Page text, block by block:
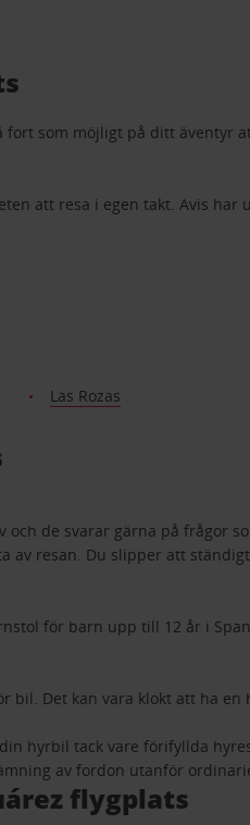
som möjligt på ditt äventyr
att resa i egen takt. Avis har
Las Rozas
de svarar gärna på frågor
resan. Du slipper att
för barn upp till 12 år i
Det kan vara klokt att ha en
hyrbil tack vare förifyllda
av fordon utanför
flygplats